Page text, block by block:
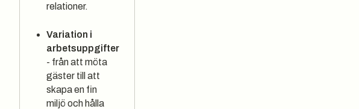
relationer.
Variation i
arbetsuppgifter
- från att möta
gäster till att
skapa en fin
miljö och hålla